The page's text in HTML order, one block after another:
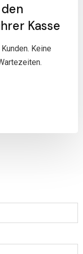
Kasse
Keine